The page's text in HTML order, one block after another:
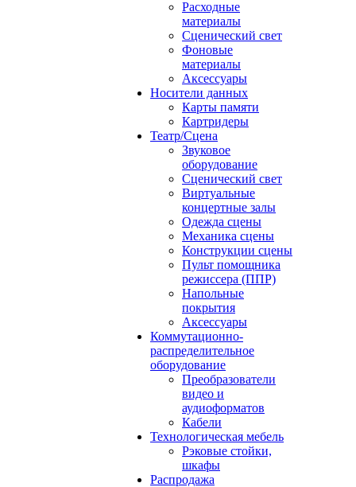
Расходные
материалы
Сценический свет
Фоновые
материалы
Аксессуары
Носители данных
Карты памяти
Картридеры
Театр/Сцена
Звуковое
оборудование
Сценический свет
Виртуальные
концертные залы
Одежда сцены
Механика сцены
Конструкции сцены
Пульт помощника
режиссера (ППР)
Напольные
покрытия
Аксессуары
Коммутационно-
распределительное
оборудование
Преобразователи
видео и
аудиоформатов
Кабели
Технологическая мебель
Рэковые стойки,
шкафы
Распродажа